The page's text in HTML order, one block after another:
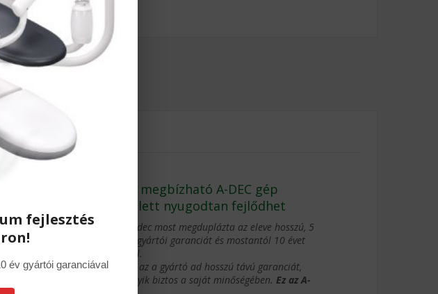
laboroknak
év
Egy megbízható A-DEC gép
mellett nyugodtan fejlődhet
Az A-dec most megduplázta az eleve hosszú, 5
éves gyártói garanciát és mostantól 10 évet
vállal.
Csak az a gyártó ad hosszú távú garanciát,
amelyik biztos a saját minőségében. Ez az A-
fejlesztés
év gyártói garanciával